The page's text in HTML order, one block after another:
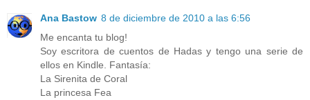
Ana Bastow 8 de diciembre de 2010 a las 6:56
Me encanta tu blog!
Soy escritora de cuentos de Hadas y tengo una serie de
ellos en Kindle. Fantasía:
La Sirenita de Coral
La princesa Fea